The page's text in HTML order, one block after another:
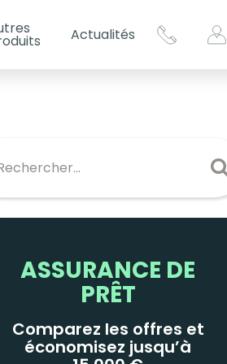
?
Actualités
ASSURANCE DE
PRÊT
Comparez les offres et
économisez jusqu’à